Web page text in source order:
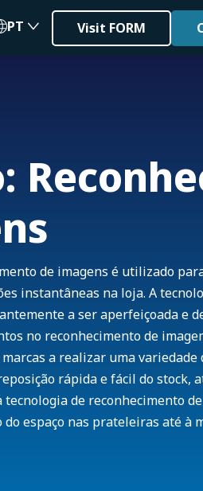
PT Visit FORM
de imagens é utilizado
instantâneas na loja. A
a ser aperfeiçoada e
no reconhecimento de
a realizar uma
rápida e fácil do stock,
tecnologia de reconhecimento
do espaço nas prateleiras até à